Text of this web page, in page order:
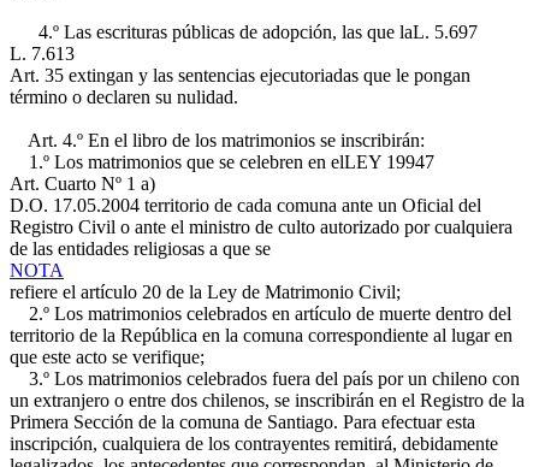
4.º Las escrituras públicas de adopción, las que laL. 5.697
L. 7.613
Art. 35 extingan y las sentencias ejecutoriadas que le pongan
término o declaren su nulidad.
Art. 4.º En el libro de los matrimonios se inscribirán:
1.º Los matrimonios que se celebren en elLEY 19947
Art. Cuarto Nº 1 a)
D.O. 17.05.2004 territorio de cada comuna ante un Oficial del
Registro Civil o ante el ministro de culto autorizado por cualquiera
de las entidades religiosas a que se
NOTA
refiere el artículo 20 de la Ley de Matrimonio Civil;
2.º Los matrimonios celebrados en artículo de muerte dentro del
territorio de la República en la comuna correspondiente al lugar en
que este acto se verifique;
3.º Los matrimonios celebrados fuera del país por un chileno con
un extranjero o entre dos chilenos, se inscribirán en el Registro de la
Primera Sección de la comuna de Santiago. Para efectuar esta
inscripción, cualquiera de los contrayentes remitirá, debidamente